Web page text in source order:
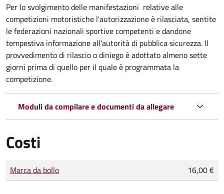
Per lo svolgimento delle manifestazioni relative alle
competizioni motoristiche l'autorizzazione è rilasciata, sentite
le federazioni nazionali sportive competenti e dandone
tempestiva informazione all'autorità di pubblica sicurezza. Il
provvedimento di rilascio o diniego è adottato almeno sette
giorni prima di quello per il quale è programmata la
competizione.
Moduli da compilare e documenti da allegare
Costi
Tipo di pagamento
Importo
Marca da bollo 16,00 €